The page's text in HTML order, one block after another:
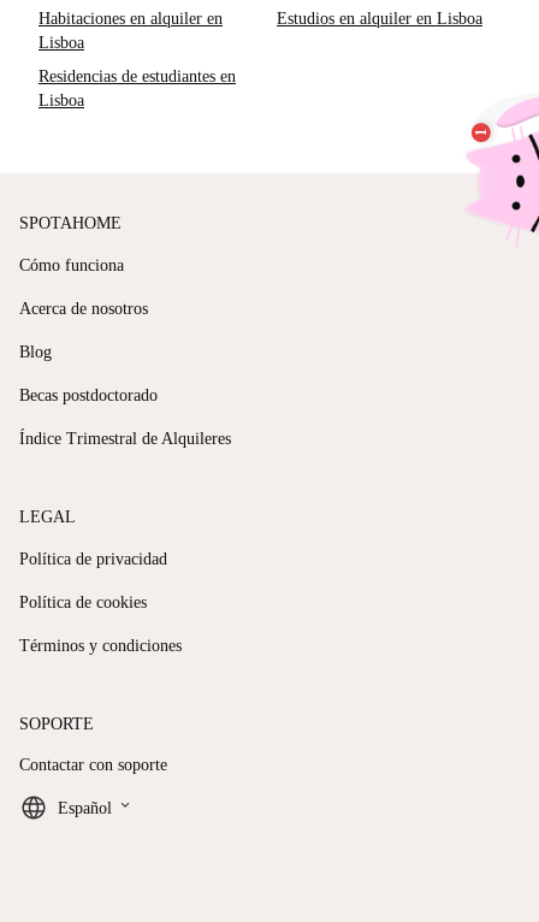
Habitaciones en alquiler en
Lisboa
Estudios en alquiler en Lisboa
Residencias de estudiantes en
Lisboa
SPOTAHOME
Cómo funciona
Acerca de nosotros
Blog
Becas postdoctorado
Índice Trimestral de Alquileres
LEGAL
Política de privacidad
Política de cookies
Términos y condiciones
SOPORTE
Contactar con soporte
Español keyboard_arrow_down